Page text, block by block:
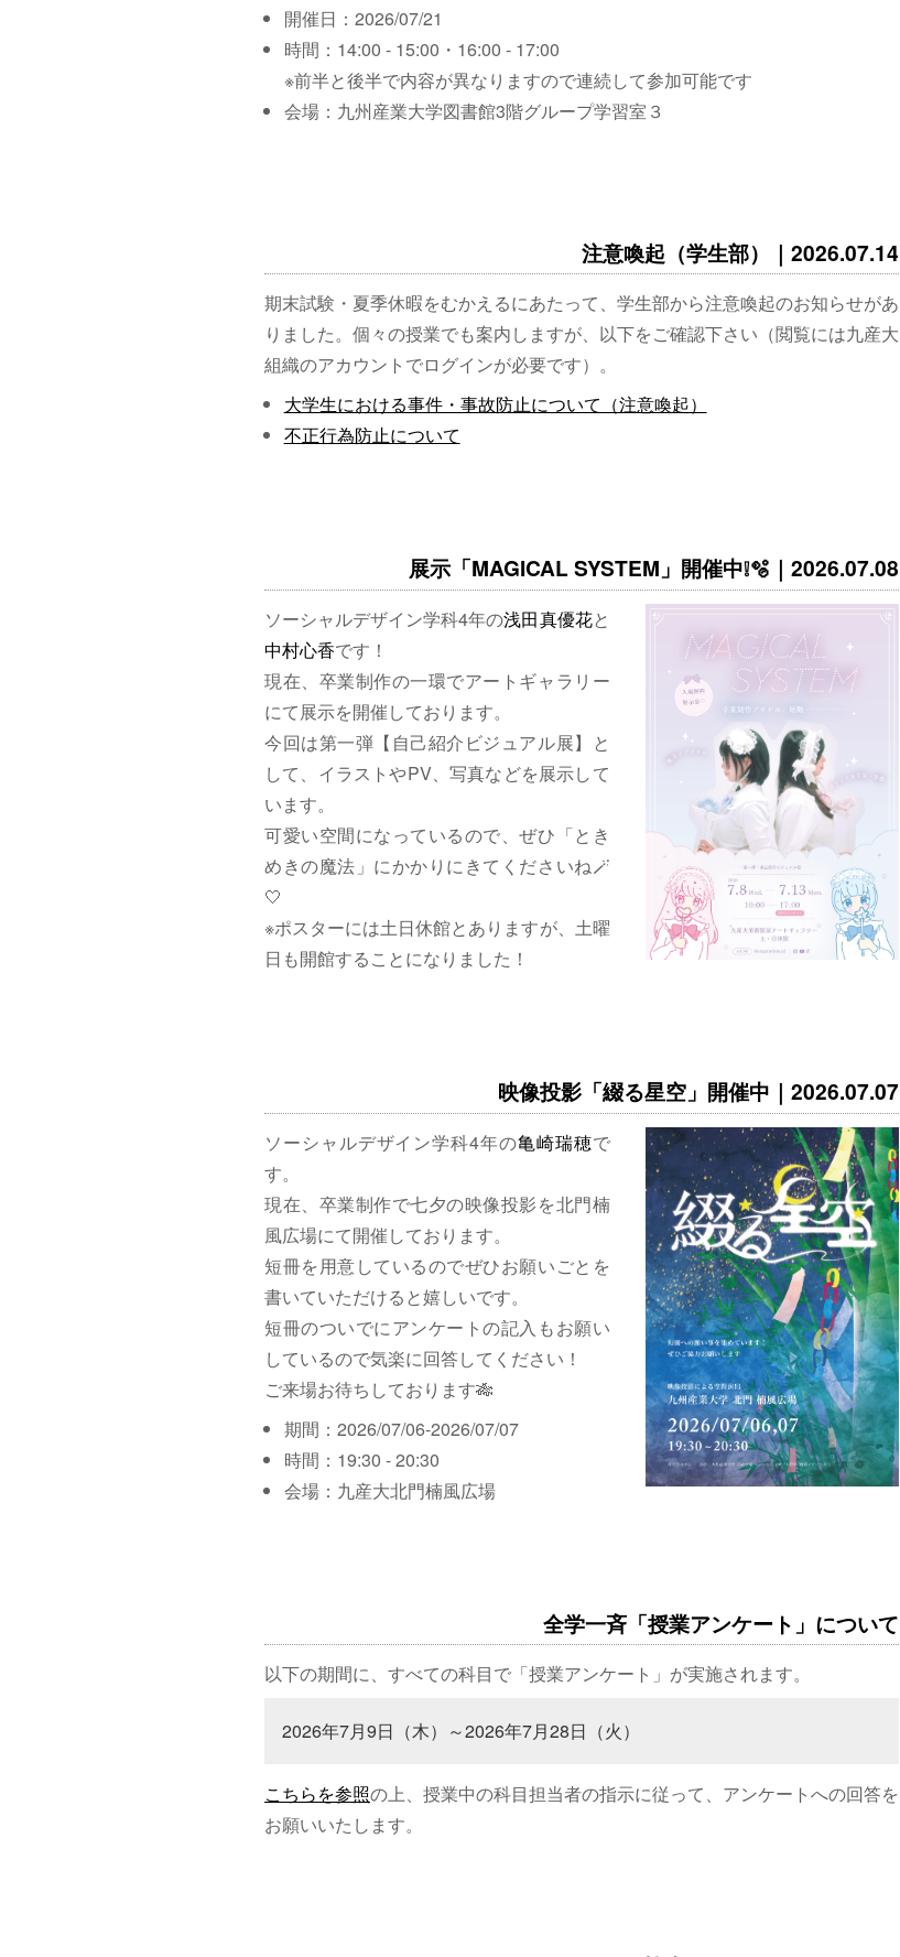
開催日：2026/07/21
時間：14:00 - 15:00・16:00 - 17:00
※前半と後半で内容が異なりますので連続して参加可能です
会場：九州産業大学図書館3階グループ学習室３
注意喚起（学生部）｜2026.07.14
期末試験・夏季休暇をむかえるにあたって、学生部から注意喚起のお知らせがあ
りました。個々の授業でも案内しますが、以下をご確認下さい（閲覧には九産大
組織のアカウントでログインが必要です）。
大学生における事件・事故防止について（注意喚起）
不正行為防止について
展示「MAGICAL SYSTEM」開催中❕🫧｜2026.07.08
ソーシャルデザイン学科4年の浅田真優花と
中村心香です！
現在、卒業制作の一環でアートギャラリー
にて展示を開催しております。
今回は第一弾【自己紹介ビジュアル展】と
して、イラストやPV、写真などを展示して
います。
可愛い空間になっているので、ぜひ「とき
めきの魔法」にかかりにきてくださいね🪄
🤍
※ポスターには土日休館とありますが、土曜
日も開館することになりました！
映像投影「綴る星空」開催中｜2026.07.07
ソーシャルデザイン学科4年の亀崎瑞穂で
す。
現在、卒業制作で七夕の映像投影を北門楠
風広場にて開催しております。
短冊を用意しているのでぜひお願いごとを
書いていただけると嬉しいです。
短冊のついでにアンケートの記入もお願い
しているので気楽に回答してください！
ご来場お待ちしております🎋
期間：2026/07/06-2026/07/07
時間：19:30 - 20:30
会場：九産大北門楠風広場
全学一斉「授業アンケート」について
以下の期間に、すべての科目で「授業アンケート」が実施されます。
2026年7月9日（木）～2026年7月28日（火）
こちらを参照の上、授業中の科目担当者の指示に従って、アンケートへの回答を
お願いいたします。